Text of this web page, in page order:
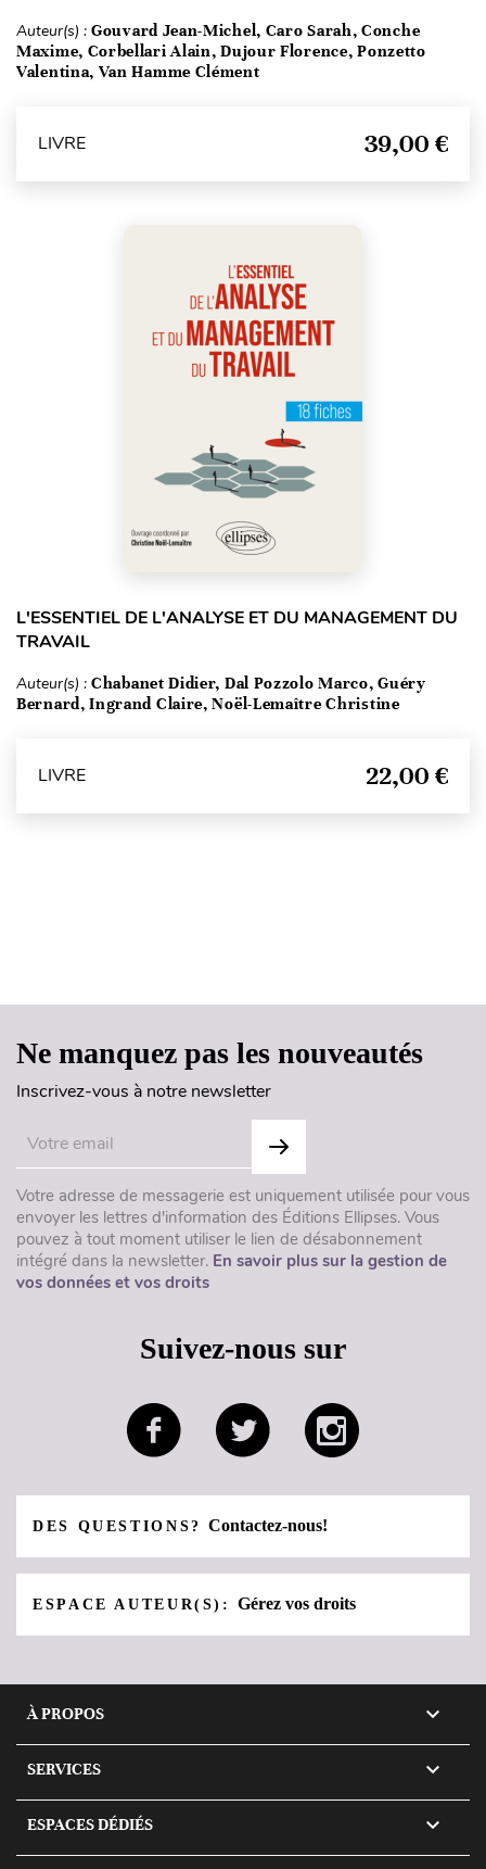
Auteur(s) : Gouvard Jean-Michel, Caro Sarah, Conche
Maxime, Corbellari Alain, Dujour Florence, Ponzetto
Valentina, Van Hamme Clément
LIVRE 39,00 €
L'ESSENTIEL DE L'ANALYSE ET DU MANAGEMENT DU
TRAVAIL
Auteur(s) : Chabanet Didier, Dal Pozzolo Marco, Guéry
Bernard, Ingrand Claire, Noël-Lemaître Christine
LIVRE 22,00 €
Ne manquez pas les nouveautés
Inscrivez-vous à notre newsletter
Votre adresse de messagerie est uniquement utilisée pour vous
envoyer les lettres d'information des Éditions Ellipses. Vous
pouvez à tout moment utiliser le lien de désabonnement
intégré dans la newsletter. En savoir plus sur la gestion de
vos données et vos droits
Suivez-nous sur
DES QUESTIONS?Contactez-nous!
ESPACE AUTEUR(S):Gérez vos droits
À PROPOS 
SERVICES 
ESPACES DÉDIÉS 